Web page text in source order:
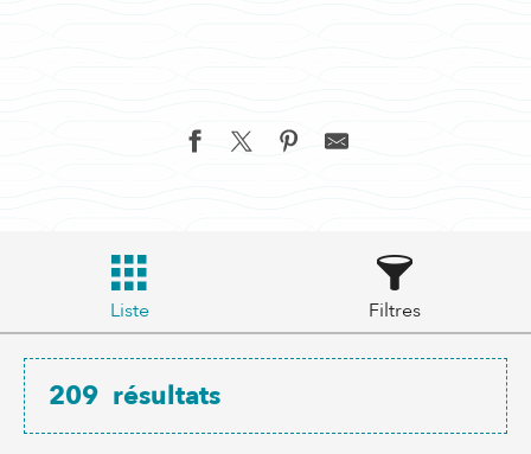
Liste Filtres
209 résultats